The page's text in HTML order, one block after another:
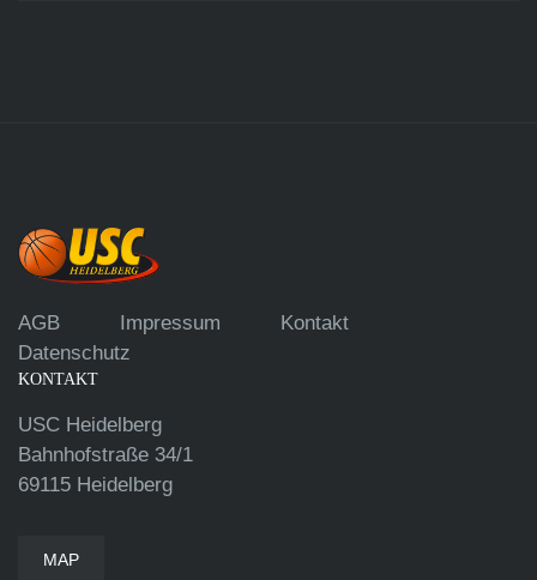
AGB Impressum
Kontakt
Datenschutz
KONTAKT
USC Heidelberg
Bahnhofstraße 34/1
69115 Heidelberg
MAP